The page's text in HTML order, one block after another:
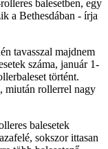
balesetben, egy
a Bethesdában - írja
tavasszal majdnem
száma, január 1-
történt.
miután rollerrel nagy
balesetek
sokszor ittasan